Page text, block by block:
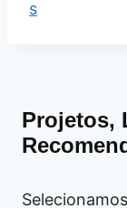
Projetos,